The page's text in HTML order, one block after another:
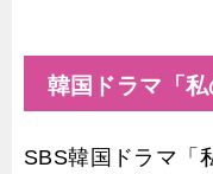
韓国ドラマ「
SBS韓国ドラマ「